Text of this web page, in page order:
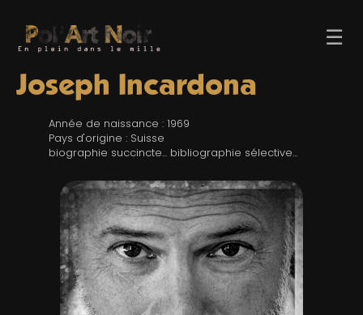
☰
TROMBINO
RECHERCHE
Joseph Incardona
Année de naissance : 1969
Pays d'origine : Suisse
biographie succincte... bibliographie sélective...